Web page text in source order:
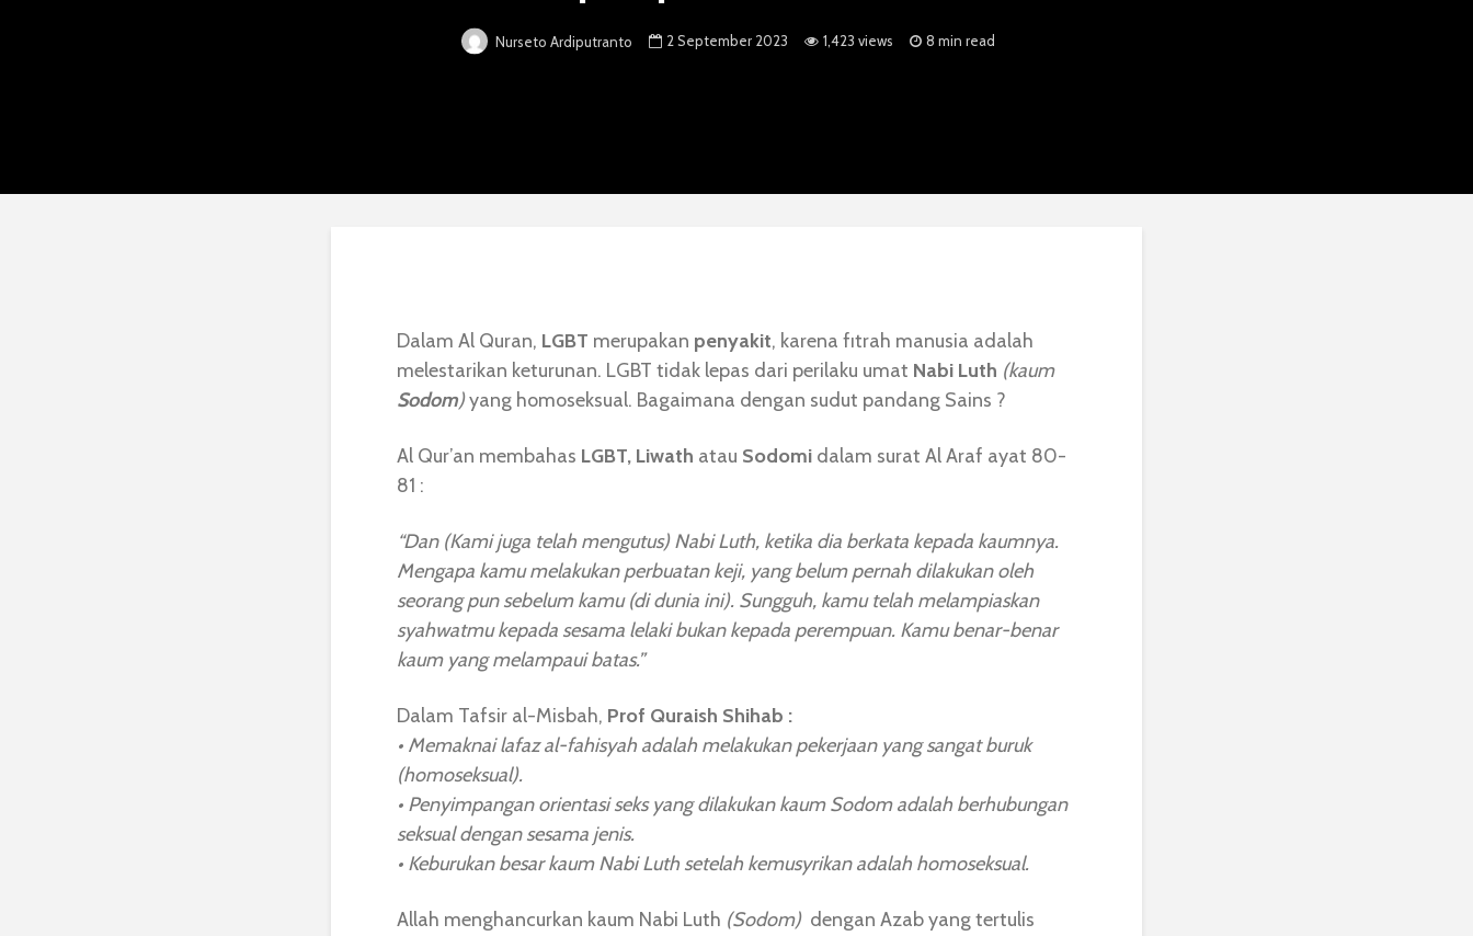
Nurseto Ardiputranto 2 September 2023 1,423 views 8 min read
Dalam Al Quran, LGBT merupakan penyakit, karena fıtrah manusia adalah
melestarikan keturunan. LGBT tidak lepas dari perilaku umat Nabi Luth (kaum
Sodom)yang homoseksual. Bagaimana dengan sudut pandang Sains ?
Al Qur’an membahas LGBT, Liwath atau Sodomi dalam surat Al Araf ayat 80-
81 :
“Dan (Kami juga telah mengutus) Nabi Luth, ketika dia berkata kepada kaumnya.
Mengapa kamu melakukan perbuatan keji, yang belum pernah dilakukan oleh
seorang pun sebelum kamu (di dunia ini). Sungguh, kamu telah melampiaskan
syahwatmu kepada sesama lelaki bukan kepada perempuan. Kamu benar-benar
kaum yang melampaui batas.”
Dalam Tafsir al-Misbah, Prof Quraish Shihab :
• Memaknai lafaz al-fahisyah adalah melakukan pekerjaan yang sangat buruk
(homoseksual).
• Penyimpangan orientasi seks yang dilakukan kaum Sodom adalah berhubungan
seksual dengan sesama jenis.
• Keburukan besar kaum Nabi Luth setelah kemusyrikan adalah homoseksual.
Allah menghancurkan kaum Nabi Luth (Sodom) dengan Azab yang tertulis